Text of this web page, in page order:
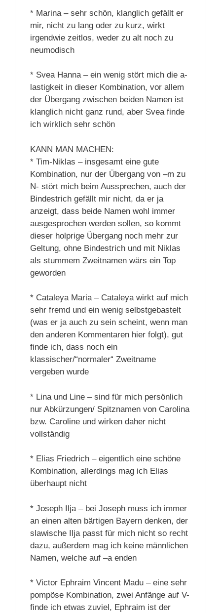
* Marina – sehr schön, klanglich gefällt er
mir, nicht zu lang oder zu kurz, wirkt
irgendwie zeitlos, weder zu alt noch zu
neumodisch
* Svea Hanna – ein wenig stört mich die a-
lastigkeit in dieser Kombination, vor allem
der Übergang zwischen beiden Namen ist
klanglich nicht ganz rund, aber Svea finde
ich wirklich sehr schön
KANN MAN MACHEN:
* Tim-Niklas – insgesamt eine gute
Kombination, nur der Übergang von –m zu
N- stört mich beim Aussprechen, auch der
Bindestrich gefällt mir nicht, da er ja
anzeigt, dass beide Namen wohl immer
ausgesprochen werden sollen, so kommt
dieser holprige Übergang noch mehr zur
Geltung, ohne Bindestrich und mit Niklas
als stummem Zweitnamen wärs ein Top
geworden
* Cataleya Maria – Cataleya wirkt auf mich
sehr fremd und ein wenig selbstgebastelt
(was er ja auch zu sein scheint, wenn man
den anderen Kommentaren hier folgt), gut
finde ich, dass noch ein
klassischer/“normaler“ Zweitname
vergeben wurde
* Lina und Line – sind für mich persönlich
nur Abkürzungen/ Spitznamen von Carolina
bzw. Caroline und wirken daher nicht
vollständig
* Elias Friedrich – eigentlich eine schöne
Kombination, allerdings mag ich Elias
überhaupt nicht
* Joseph Ilja – bei Joseph muss ich immer
an einen alten bärtigen Bayern denken, der
slawische Ilja passt für mich nicht so recht
dazu, außerdem mag ich keine männlichen
Namen, welche auf –a enden
* Victor Ephraim Vincent Madu – eine sehr
pompöse Kombination, zwei Anfänge auf V-
finde ich etwas zuviel, Ephraim ist der